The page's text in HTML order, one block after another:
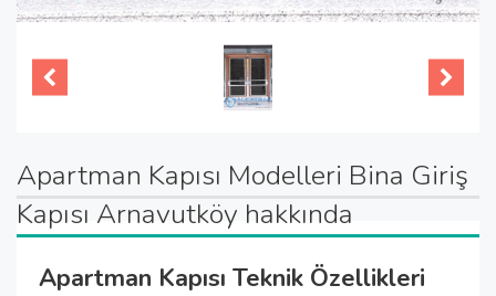
Apartman Kapısı Modelleri Bina Giriş
Kapısı Arnavutköy hakkında
Apartman Kapısı Teknik Özellikleri